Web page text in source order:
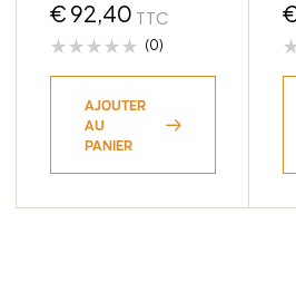
€ 92,40 TTC
(0)
AJOUTER
AU
PANIER